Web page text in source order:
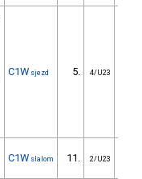
C1W sjezd 5. 4/U23
C1W slalom 11. 2/U23